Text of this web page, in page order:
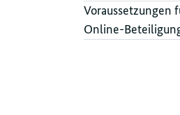
Voraussetzungen
Online-